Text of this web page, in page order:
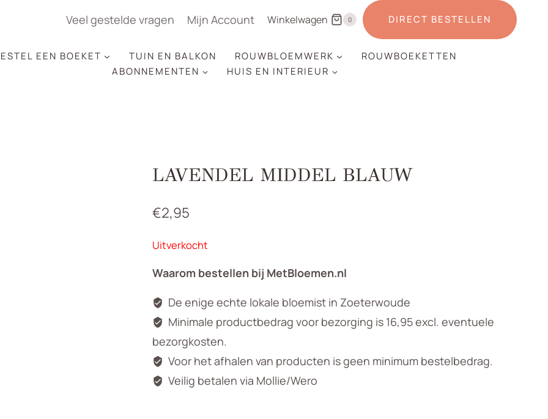
Veel gestelde vragen Mijn Account Winkelwagen 0 DIRECT BESTELLEN
EEN BOEKET TUIN EN BALKON ROUWBLOEMWERK
ROUWBOEKETTEN
ABONNEMENTEN
HUIS EN INTERIEUR
LAVENDEL MIDDEL BLAUW
€2,95
Uitverkocht
Waarom bestellen bij MetBloemen.nl
De enige echte lokale bloemist in Zoeterwoude
Minimale productbedrag voor bezorging is 16,95 excl. eventuele
bezorgkosten.
Voor het afhalen van producten is geen minimum bestelbedrag.
Veilig betalen via Mollie/Wero